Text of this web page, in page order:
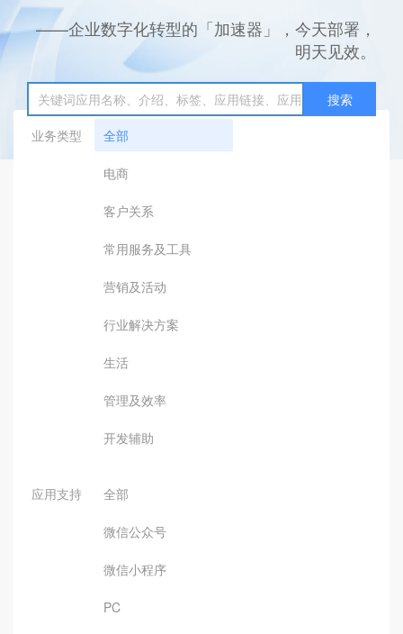
——企业数字化转型的「加速器」，今天部署，
明天见效。
搜索
业务类型
全部
电商
客户关系
常用服务及工具
营销及活动
行业解决方案
生活
管理及效率
开发辅助
应用支持 全部
微信公众号
微信小程序
PC